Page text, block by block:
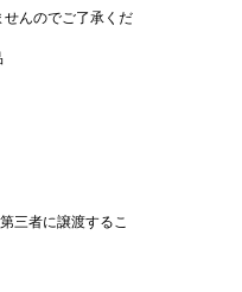
んのでご了承くだ
三者に譲渡するこ